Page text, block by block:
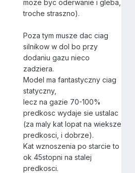
moze byc oderwanie i gleba,
troche straszno).
Poza tym musze dac ciag
silnikow w dol bo przy
dodaniu gazu nieco
zadziera.
Model ma fantastyczny ciag
statyczny,
lecz na gazie 70-100%
predkosc wydaje sie ustalac
(za maly kat lopat na wieksze
predkosci, i dobrze).
Kat wznoszenia po starcie to
ok 45stopni na stalej
predkosci.